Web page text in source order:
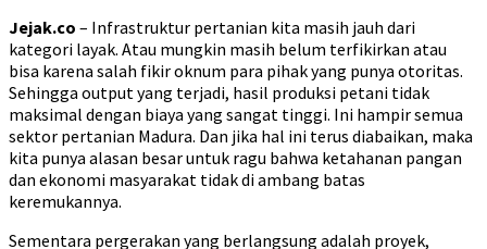
Jejak.co – Infrastruktur pertanian kita masih jauh dari
kategori layak. Atau mungkin masih belum terfikirkan atau
bisa karena salah fikir oknum para pihak yang punya otoritas.
Sehingga output yang terjadi, hasil produksi petani tidak
maksimal dengan biaya yang sangat tinggi. Ini hampir semua
sektor pertanian Madura. Dan jika hal ini terus diabaikan, maka
kita punya alasan besar untuk ragu bahwa ketahanan pangan
dan ekonomi masyarakat tidak di ambang batas
keremukannya.
Sementara pergerakan yang berlangsung adalah proyek,